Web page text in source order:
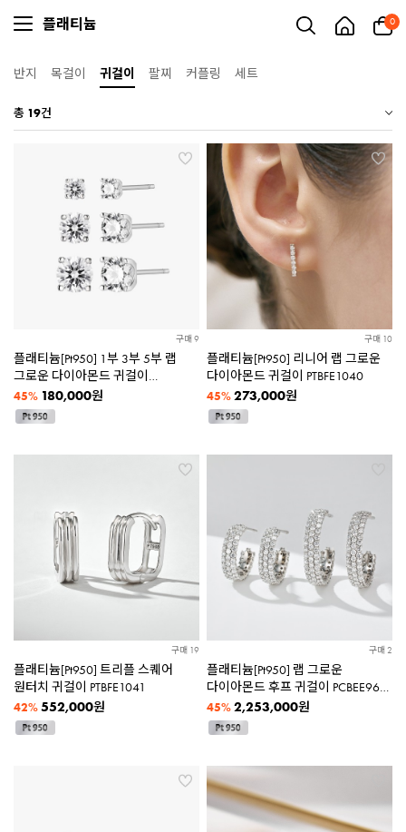
플래티늄 0
반지 목걸이 귀걸이 팔찌 커플링 세트
총 19건
구매 9
플래티늄[Pt950] 1부 3부 5부 랩
그로운 다이아몬드 귀걸이
PTBFE1034 [3종택1]
45% 180,000원
구매 10
플래티늄[Pt950] 리니어 랩 그로운
다이아몬드 귀걸이 PTBFE1040
45% 273,000원
구매 19
플래티늄[Pt950] 트리플 스퀘어
원터치 귀걸이 PTBFE1041
42% 552,000원
구매 2
플래티늄[Pt950] 랩 그로운
다이아몬드 후프 귀걸이 PCBEE965
[2종택1]
45% 2,253,000원